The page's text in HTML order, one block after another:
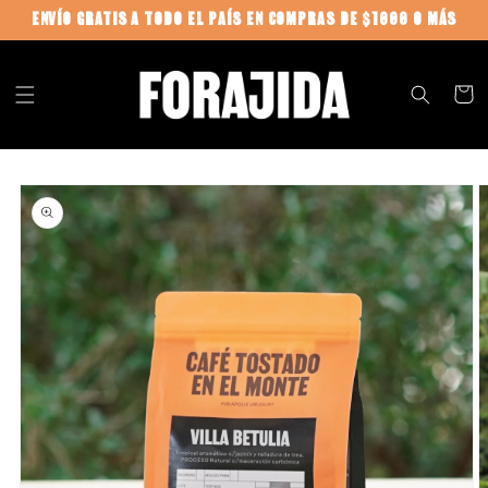
directamente
al contenido
ENVÍO GRATIS A TODO EL PAÍS EN COMPRAS DE $1000 O MÁS
directamente
a la
información
del producto